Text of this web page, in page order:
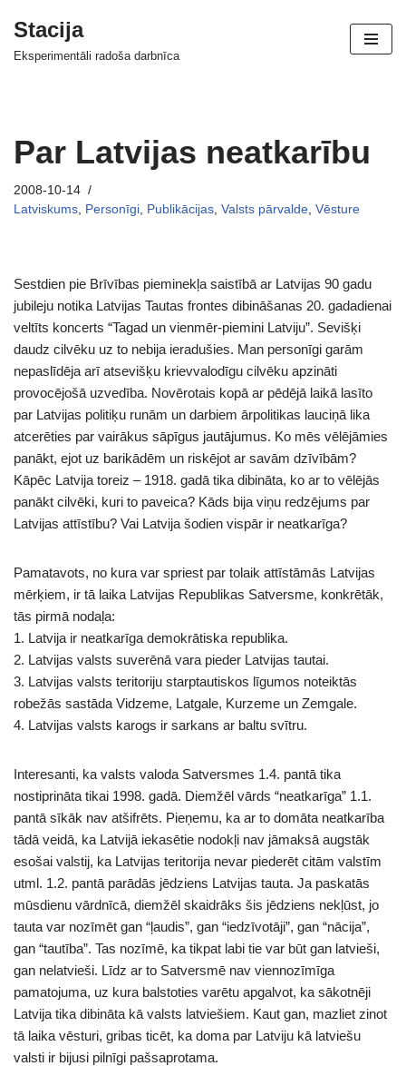
Skip
Stacija
Eksperimentāli radoša darbnīca
Par Latvijas neatkarību
2008-10-14
Latviskums, Personīgi, Publikācijas, Valsts pārvalde, Vēsture
Sestdien pie Brīvības pieminekļa saistībā ar Latvijas 90 gadu
jubileju notika Latvijas Tautas frontes dibināšanas 20. gadadienai
veltīts koncerts “Tagad un vienmēr-piemini Latviju”. Sevišķi
daudz cilvēku uz to nebija ieradušies. Man personīgi garām
nepaslīdēja arī atsevišķu krievvalodīgu cilvēku apzināti
provocējošā uzvedība. Novērotais kopā ar pēdējā laikā lasīto
par Latvijas politiķu runām un darbiem ārpolitikas lauciņā lika
atcerēties par vairākus sāpīgus jautājumus. Ko mēs vēlējāmies
panākt, ejot uz barikādēm un riskējot ar savām dzīvībām?
Kāpēc Latvija toreiz – 1918. gadā tika dibināta, ko ar to vēlējās
panākt cilvēki, kuri to paveica? Kāds bija viņu redzējums par
Latvijas attīstību? Vai Latvija šodien vispār ir neatkarīga?
Pamatavots, no kura var spriest par tolaik attīstāmās Latvijas
mērķiem, ir tā laika Latvijas Republikas Satversme, konkrētāk,
tās pirmā nodaļa:
1. Latvija ir neatkarīga demokrātiska republika.
2. Latvijas valsts suverēnā vara pieder Latvijas tautai.
3. Latvijas valsts teritoriju starptautiskos līgumos noteiktās
robežās sastāda Vidzeme, Latgale, Kurzeme un Zemgale.
4. Latvijas valsts karogs ir sarkans ar baltu svītru.
Interesanti, ka valsts valoda Satversmes 1.4. pantā tika
nostiprināta tikai 1998. gadā. Diemžēl vārds “neatkarīga” 1.1.
pantā sīkāk nav atšifrēts. Pieņemu, ka ar to domāta neatkarība
tādā veidā, ka Latvijā iekasētie nodokļi nav jāmaksā augstāk
esošai valstij, ka Latvijas teritorija nevar piederēt citām valstīm
utml. 1.2. pantā parādās jēdziens Latvijas tauta. Ja paskatās
mūsdienu vārdnīcā, diemžēl skaidrāks šis jēdziens nekļūst, jo
tauta var nozīmēt gan “ļaudis”, gan “iedzīvotāji”, gan “nācija”,
gan “tautība”. Tas nozīmē, ka tikpat labi tie var būt gan latvieši,
gan nelatvieši. Līdz ar to Satversmē nav viennozīmīga
pamatojuma, uz kura balstoties varētu apgalvot, ka sākotnēji
Latvija tika dibināta kā valsts latviešiem. Kaut gan, mazliet zinot
tā laika vēsturi, gribas ticēt, ka doma par Latviju kā latviešu
valsti ir bijusi pilnīgi pašsaprotama.